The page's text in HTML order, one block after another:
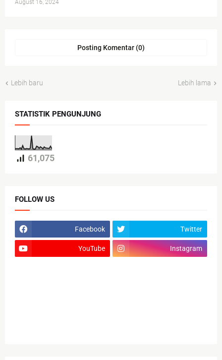
August 16, 2024
Posting Komentar (0)
Lebih baru Lebih lama
STATISTIK PENGUNJUNG
61,075
FOLLOW US
Facebook Twitter
YouTube Instagram